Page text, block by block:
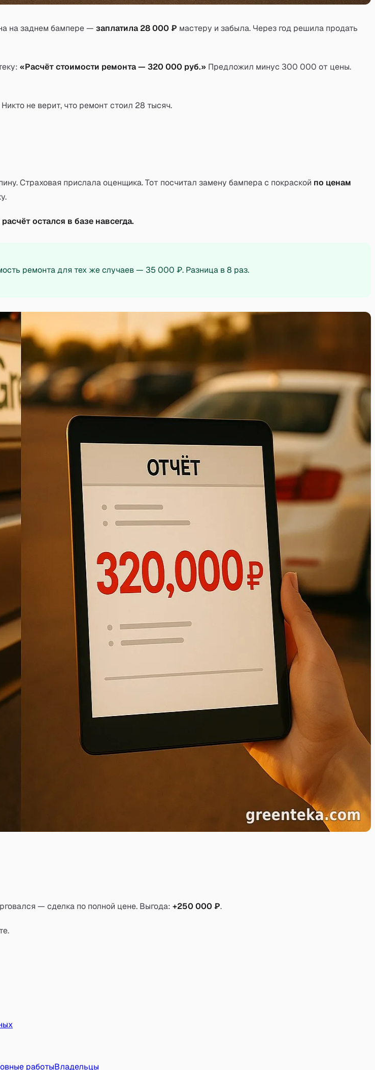
на заднем бампере — заплатила 28 000 ₽ мастеру и забыла. Через год решила продать
«Расчёт стоимости ремонта — 320 000 руб.» Предложил минус 300 000 от цены.
Никто не верит, что ремонт стоил 28 тысяч.
Страховая прислала оценщика. Тот посчитал замену бампера с покраской по ценам
остался в базе навсегда.
ремонта для тех же случаев — 35 000 ₽. Разница в 8 раз.
— сделка по полной цене. Выгода: +250 000 ₽.
работыВладельцы